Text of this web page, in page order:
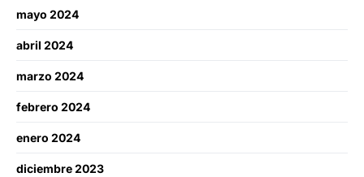
mayo 2024
abril 2024
marzo 2024
febrero 2024
enero 2024
diciembre 2023